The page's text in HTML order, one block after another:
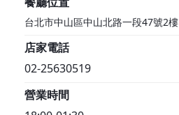
台北市中山區中山北路一段47號2樓
店家電話
02-25630519
營業時間